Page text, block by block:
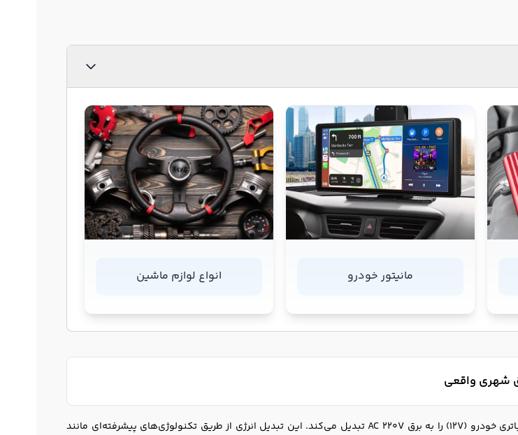
مانیتور خودرو انواع لوازم ماشین
اینورتر خودرو دستگاهی است که برق DC باتری خودرو (12V) را به برق AC 220V تبدیل می‌کند. این تبدیل انرژی از طریق تکنولوژی‌های پیشرفته‌ای مانند